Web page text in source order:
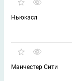
Ньюкасл
Манчестер Сити